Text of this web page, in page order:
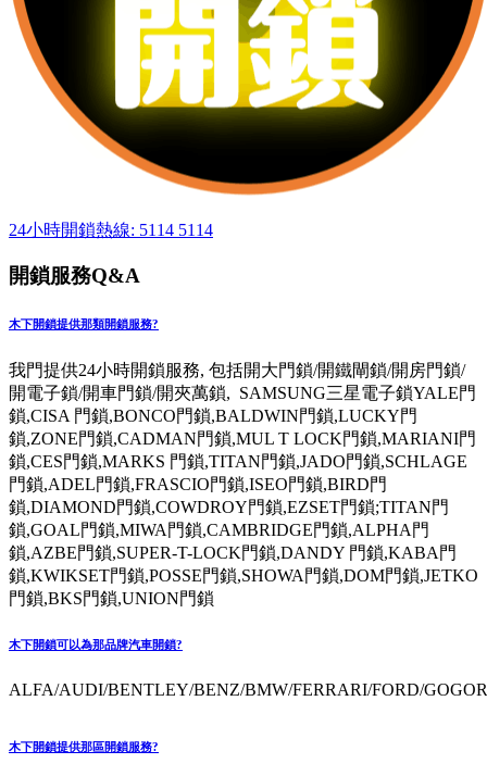
24小時開鎖熱線: 5114 5114
開鎖服務Q&A
木下開鎖提供那類開鎖服務?
我門提供24小時開鎖服務, 包括開大門鎖/開鐵閘鎖/開房門鎖/
開電子鎖/開車門鎖/開夾萬鎖, SAMSUNG三星電子鎖YALE門
鎖,CISA 門鎖,BONCO門鎖,BALDWIN門鎖,LUCKY門
鎖,ZONE門鎖,CADMAN門鎖,MUL T LOCK門鎖,MARIANI門
鎖,CES門鎖,MARKS 門鎖,TITAN門鎖,JADO門鎖,SCHLAGE
門鎖,ADEL門鎖,FRASCIO門鎖,ISEO門鎖,BIRD門
鎖,DIAMOND門鎖,COWDROY門鎖,EZSET門鎖;TITAN門
鎖,GOAL門鎖,MIWA門鎖,CAMBRIDGE門鎖,ALPHA門
鎖,AZBE門鎖,SUPER-T-LOCK門鎖,DANDY 門鎖,KABA門
鎖,KWIKSET門鎖,POSSE門鎖,SHOWA門鎖,DOM門鎖,JETKO
門鎖,BKS門鎖,UNION門鎖
木下開鎖可以為那品牌汽車開鎖?
ALFA/AUDI/BENTLEY/BENZ/BMW/FERRARI/FORD/
木下開鎖提供那區開鎖服務?